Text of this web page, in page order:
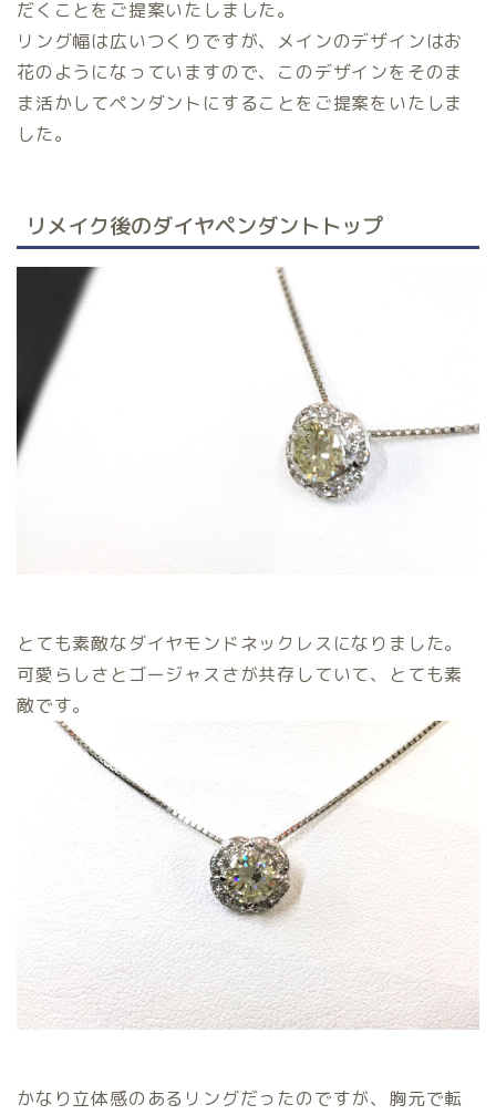
だくことをご提案いたしました。
リング幅は広いつくりですが、メインのデザインはお
花のようになっていますので、このデザインをそのま
ま活かしてペンダントにすることをご提案をいたしま
した。
リメイク後のダイヤペンダントトップ
とても素敵なダイヤモンドネックレスになりました。
可愛らしさとゴージャスさが共存していて、とても素
敵です。
かなり立体感のあるリングだったのですが、胸元で転